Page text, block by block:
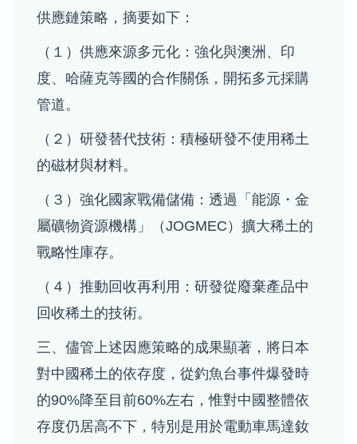
供應鏈策略，摘要如下：
（１）供應來源多元化：強化與澳洲、印
度、哈薩克等國的合作關係，開拓多元採購
管道。
（２）研發替代技術：積極研發不使用稀土
的磁材與材料。
（３）強化國家戰備儲備：透過「能源・金
屬礦物資源機構」（JOGMEC）擴大稀土的
戰略性庫存。
（４）推動回收再利用：研發從廢棄產品中
回收稀土的技術。
三、儘管上述因應策略的成果顯著，將日本
對中國稀土的依存度，從釣魚台事件爆發時
的90%降至目前60%左右，惟對中國整體依
存度仍居高不下，特別是用於電動車馬達釹